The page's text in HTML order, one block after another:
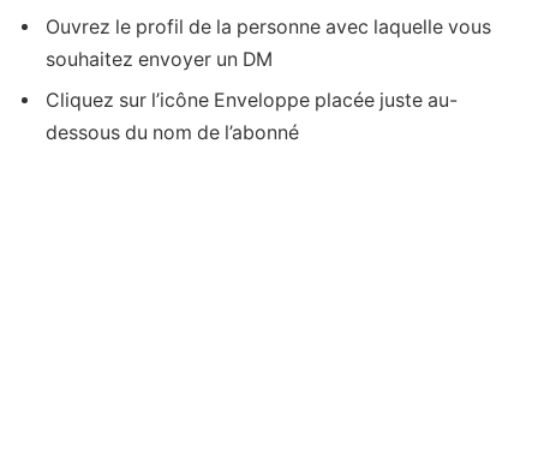
Ouvrez le profil de la personne avec laquelle vous
souhaitez envoyer un DM
Cliquez sur l’icône Enveloppe placée juste au-
dessous du nom de l’abonné